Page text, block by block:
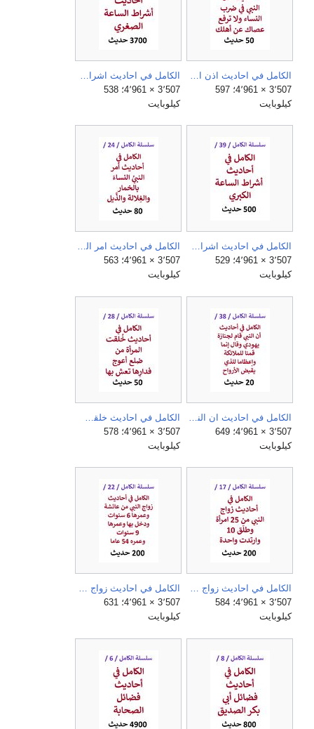
الكامل في احاديث اذن النبي في ضرب الرجل امراته ولا ترفع عصاك عن اهلك.jpg
3٬507 × 4٬961؛ 597
كيلوبايت
الكامل في احاديث اشراط الساعة الصغري.jpg
3٬507 × 4٬961؛ 538
كيلوبايت
الكامل في احاديث اشراط الساعة الكبري.jpg
3٬507 × 4٬961؛ 529
كيلوبايت
الكامل في احاديث امر النبي النساء بالخمار والغلالة والذيل.jpg
3٬507 × 4٬961؛ 563
كيلوبايت
3٬507 × 4٬961؛ 649
كيلوبايت
3٬507 × 4٬961؛ 578
كيلوبايت
الكامل في احاديث زواج النبي من 25 امراة وطلق 10 وارتدت واحدة.jpg
3٬507 × 4٬961؛ 584
كيلوبايت
الكامل في احاديث زواج النبي من عائشة وعمرها 6 سنوات ودخل بها وعمرها 9 سنوات وعمره 54 عاما.jpg
3٬507 × 4٬961؛ 631
كيلوبايت